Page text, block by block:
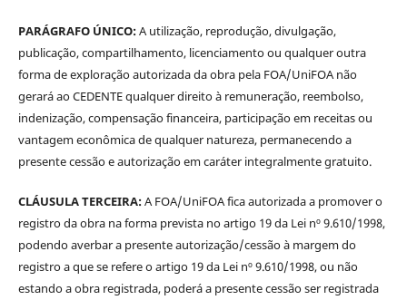
PARÁGRAFO ÚNICO:A utilização, reprodução, divulgação,
publicação, compartilhamento, licenciamento ou qualquer outra
forma de exploração autorizada da obra pela FOA/UniFOA não
gerará ao CEDENTE qualquer direito à remuneração, reembolso,
indenização, compensação financeira, participação em receitas ou
vantagem econômica de qualquer natureza, permanecendo a
presente cessão e autorização em caráter integralmente gratuito.
CLÁUSULA TERCEIRA:A FOA/UniFOA fica autorizada a promover o
registro da obra na forma prevista no artigo 19 da Lei nº 9.610/1998,
podendo averbar a presente autorização/cessão à margem do
registro a que se refere o artigo 19 da Lei nº 9.610/1998, ou não
estando a obra registrada, poderá a presente cessão ser registrada